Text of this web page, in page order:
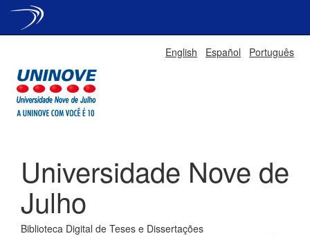
English Español Português
Universidade Nove de
Julho
Biblioteca Digital de Teses e Dissertações